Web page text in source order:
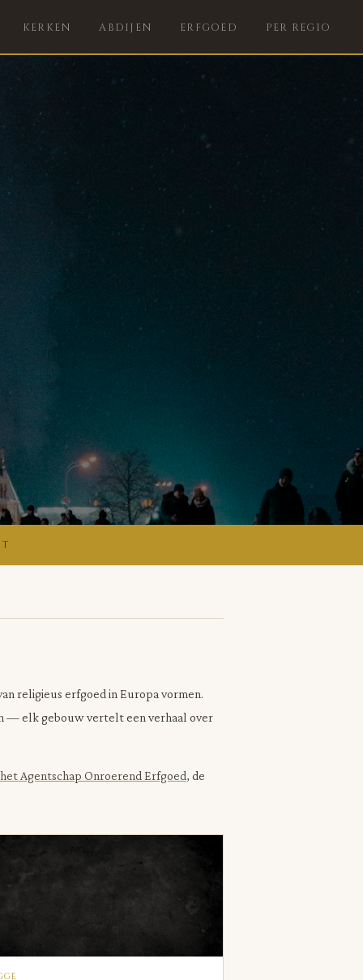
KERKEN ABDIJEN ERFGOED PER REGIO
religieus erfgoed in Europa vormen.
— elk gebouw vertelt een verhaal over
Agentschap Onroerend Erfgoed, de